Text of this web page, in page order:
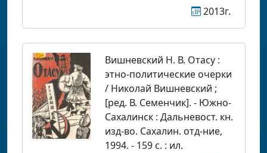
2013г.
Вишневский Н. В. Отасу :
этно-политические очерки
/ Николай Вишневский ;
[ред. В. Семенчик]. - Южно-
Сахалинск : Дальневост. кн.
изд-во. Сахалин. отд-ние,
1994. - 159 с. : ил.